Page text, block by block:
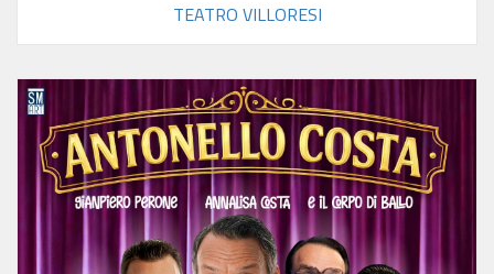
TEATRO VILLORESI